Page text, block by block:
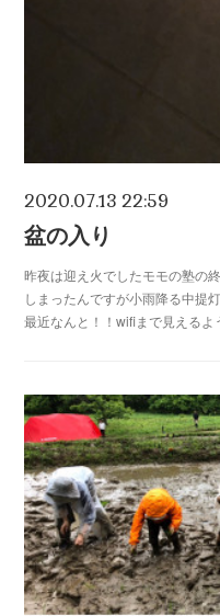
2020.07.13 22:59
盆の入り
昨夜は迎え火でしたモモの塾の
しまったんですが小雨降る中提
最近なんと！！wifiまで見える